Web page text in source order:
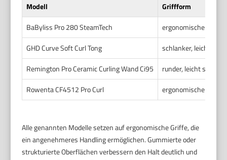
Modell
Griffform
BaByliss Pro 280 SteamTech
ergonomischer,
GHD Curve Soft Curl Tong
schlanker, leicht
Remington Pro Ceramic Curling Wand Ci95
runder, leicht
Rowenta CF4512 Pro Curl
ergonomischer Griff
Alle genannten Modelle setzen auf ergonomische Griffe, die
ein angenehmeres Handling ermöglichen. Gummierte oder
strukturierte Oberflächen verbessern den Halt deutlich und